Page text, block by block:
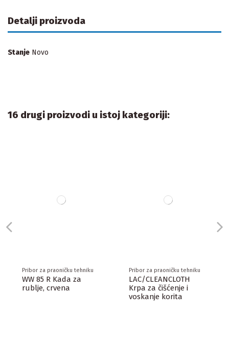
Detalji proizvoda
Stanje Novo
16 drugi proizvodi u istoj kategoriji:
Pribor za praoničku tehniku
WW 85 R Kada za
rublje, crvena
Pribor za praoničku tehniku
LAC/CLEANCLOTH
Krpa za čišćenje i
voskanje korita